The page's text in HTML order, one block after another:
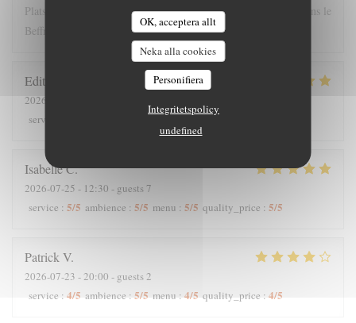
OK, acceptera allt
Neka alla cookies
Personifiera
Integritetspolicy
undefined
Plats copieux et personnel très sympathique. Nous recommandons le
Beffroi !
Edith
2026-07-26
service
/5 menu:5/5 quality_price
IsabelleC
2026-07-25 - 12:30 - guests 7
service : 5/5 ambience : 5/5 menu : 5/5 quality_price : 5/5
Patrick V
2026-07-23 - 20:00 - guests 2
service : 4/5 ambience : 5/5 menu : 4/5 quality_price : 4/5